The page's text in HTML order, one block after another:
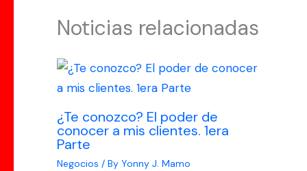
Noticias relacionadas
¿Te conozco? El poder de
conocer a mis clientes. 1era
Parte
Negocios / By Yonny J. Mamo